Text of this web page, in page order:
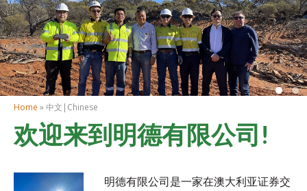
>
Home » 中文|Chinese
欢迎来到明德有限公司!
明德有限公司是一家在澳大利亚证券交